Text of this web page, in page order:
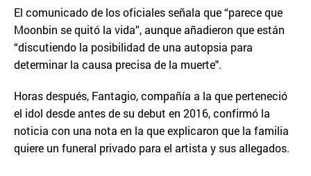
El comunicado de los oficiales señala que “parece que
Moonbin se quitó la vida”, aunque añadieron que están
“discutiendo la posibilidad de una autopsia para
determinar la causa precisa de la muerte".
Horas después, Fantagio, compañía a la que perteneció
el idol desde antes de su debut en 2016, confirmó la
noticia con una nota en la que explicaron que la familia
quiere un funeral privado para el artista y sus allegados.